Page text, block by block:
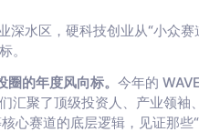
水区，硬科技创业从“小众赛
。
的年度风向标。 今年的
汇聚了顶级投资人、产业领袖
心赛道的底层逻辑，见证那些